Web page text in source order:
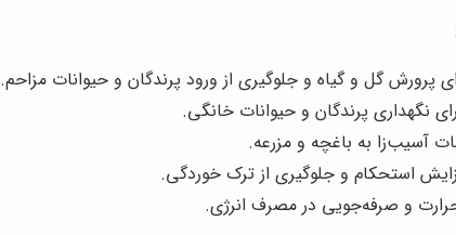
پرورش گل و گیاه و جلوگیری از ورود پرندگان و حیوانات مزاحم.
نگهداری پرندگان و حیوانات خانگی.
آسیب‌زا به باغچه و مزرعه.
استحکام و جلوگیری از ترک خوردگی.
و صرفه‌جویی در مصرف انرژی.